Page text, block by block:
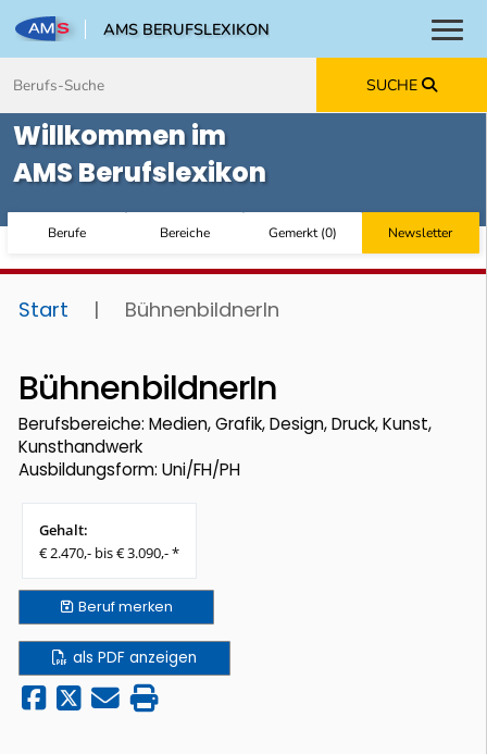
AMS BERUFSLEXIKON
SUCHE
Willkommen im
AMS Berufslexikon
Berufe Bereiche Gemerkt(0) Newsletter
Start | BühnenbildnerIn
BühnenbildnerIn
Berufsbereiche: Medien, Grafik, Design, Druck, Kunst,
Kunsthandwerk
Ausbildungsform: Uni/FH/PH
Gehalt:
€ 2.470,- bis € 3.090,- *
Berufmerken
als PDF anzeigen